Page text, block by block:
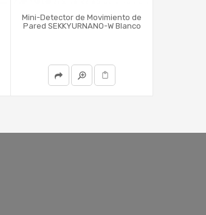
Mini-Detector de Movimiento de
Pared SEKKYURNANO-W Blanco